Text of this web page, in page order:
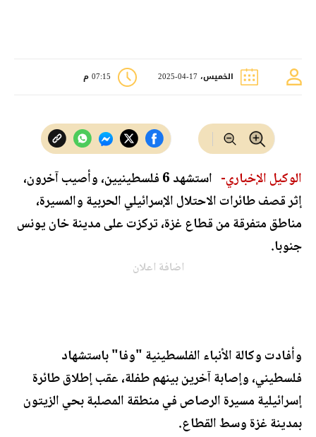
الخميس، 17-04-2025 07:15 م
الوكيل الإخباري-
استشهد 6 فلسطينيين، وأصيب آخرون،
إثر قصف طائرات الاحتلال الإسرائيلي الحربية والمسيرة،
مناطق متفرقة من قطاع غزة، تركزت على مدينة خان يونس
جنوبا.
اضافة اعلان
وأفادت وكالة الأنباء الفلسطينية "وفا" باستشهاد
فلسطيني، وإصابة آخرين بينهم طفلة، عقب إطلاق طائرة
إسرائيلية مسيرة الرصاص في منطقة المصلبة بحي الزيتون
بمدينة غزة وسط القطاع.